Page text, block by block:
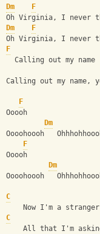
Dm
F
Oh Virginia, I never
Dm
F
Oh Virginia, I never
F
  Calling out my name
Calling out my name,
F
Ooooh
Dm
Oooohoooh
F
Ooooh
Dm
Oooohoooh
C
Now I'm a
C
All that I'm